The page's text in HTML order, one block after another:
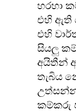
හරහා
එහි ඇති
එහි
සියලු
අයිතීන්
තැබිය
උත්සන්න
කම්කරු